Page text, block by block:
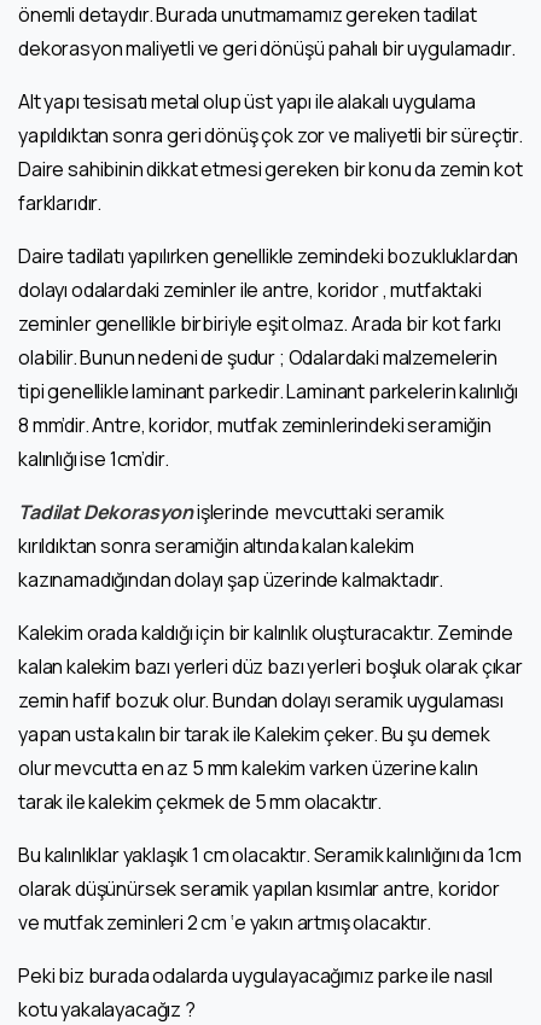
önemli detaydır. Burada unutmamamız gereken tadilat
dekorasyon maliyetli ve geri dönüşü pahalı bir uygulamadır.
Alt yapı tesisatı metal olup üst yapı ile alakalı uygulama
yapıldıktan sonra geri dönüş çok zor ve maliyetli bir süreçtir.
Daire sahibinin dikkat etmesi gereken bir konu da zemin kot
farklarıdır.
Daire tadilatı yapılırken genellikle zemindeki bozukluklardan
dolayı odalardaki zeminler ile antre, koridor , mutfaktaki
zeminler genellikle birbiriyle eşit olmaz. Arada bir kot farkı
olabilir. Bunun nedeni de şudur ; Odalardaki malzemelerin
tipi genellikle laminant parkedir. Laminant parkelerin kalınlığı
8 mm’dir. Antre, koridor, mutfak zeminlerindeki seramiğin
kalınlığı ise 1cm’dir.
Tadilat Dekorasyonişlerinde mevcuttaki seramik
kırıldıktan sonra seramiğin altında kalan kalekim
kazınamadığından dolayı şap üzerinde kalmaktadır.
Kalekim orada kaldığı için bir kalınlık oluşturacaktır. Zeminde
kalan kalekim bazı yerleri düz bazı yerleri boşluk olarak çıkar
zemin hafif bozuk olur. Bundan dolayı seramik uygulaması
yapan usta kalın bir tarak ile Kalekim çeker. Bu şu demek
olur mevcutta en az 5 mm kalekim varken üzerine kalın
tarak ile kalekim çekmek de 5 mm olacaktır.
Bu kalınlıklar yaklaşık 1 cm olacaktır. Seramik kalınlığını da 1cm
olarak düşünürsek seramik yapılan kısımlar antre, koridor
ve mutfak zeminleri 2 cm ‘e yakın artmış olacaktır.
Peki biz burada odalarda uygulayacağımız parke ile nasıl
kotu yakalayacağız ?